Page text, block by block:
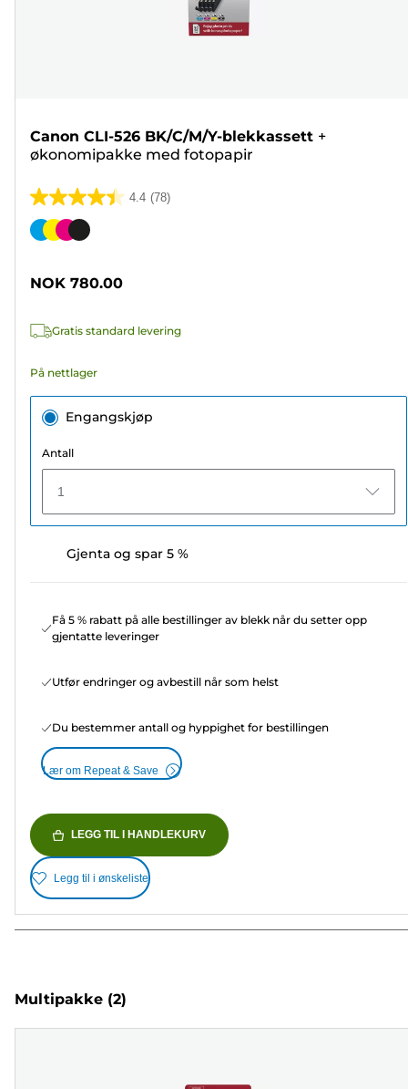
Canon CLI-526 BK/C/M/Y-blekkassett +
økonomipakke med fotopapir
4.4 (78)
4.4
av
78
Fargekassett
NOK 780.00
Gratis standard levering
På nettlager
Engangskjøp
Antall
1
Gjenta og spar 5 %
Få 5 % rabatt på alle bestillinger av blekk når du setter opp
gjentatte leveringer
Utfør endringer og avbestill når som helst
Du bestemmer antall og hyppighet for bestillingen
Lær om Repeat & Save
LEGG TIL I HANDLEKURV
Legg til i ønskeliste
Multipakke (2)